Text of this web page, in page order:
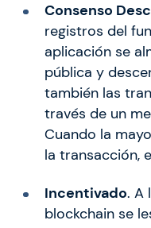
Consenso
registros del
aplicación se
pública y
también las
través de un
Cuando la
la transacción,
Incentivado. A
blockchain se